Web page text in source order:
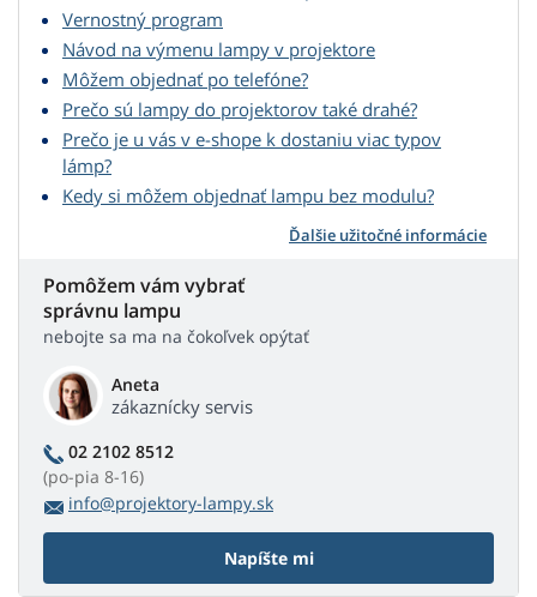
Vernostný program
Návod na výmenu lampy v projektore
Môžem objednať po telefóne?
Prečo sú lampy do projektorov také drahé?
Prečo je u vás v e-shope k dostaniu viac typov
lámp?
Kedy si môžem objednať lampu bez modulu?
Ďalšie užitočné informácie
Pomôžem vám vybrať
správnu lampu
nebojte sa ma na čokoľvek opýtať
Aneta
zákaznícky servis
02 2102 8512
(po-pia 8-16)
info@projektory-lampy.sk
Napíšte mi